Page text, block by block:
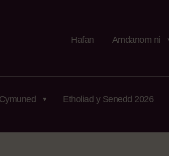
Hafan Amdanom ni
Cymuned Etholiad y Senedd 2026